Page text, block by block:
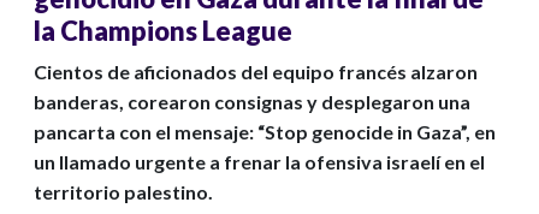
la Champions League
Cientos de aficionados del equipo francés alzaron
banderas, corearon consignas y desplegaron una
pancarta con el mensaje: “Stop genocide in Gaza”, en
un llamado urgente a frenar la ofensiva israelí en el
territorio palestino.